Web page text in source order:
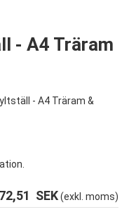
- A4 Träram
- A4 Träram &
SEK(exkl. moms)